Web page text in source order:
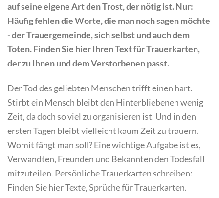
auf seine eigene Art den Trost, der nötig ist. Nur:
Häufig fehlen die Worte, die man noch sagen möchte
- der Trauergemeinde, sich selbst und auch dem
Toten. Finden Sie hier Ihren Text für Trauerkarten,
der zu Ihnen und dem Verstorbenen passt.
Der Tod des geliebten Menschen trifft einen hart.
Stirbt ein Mensch bleibt den Hinterbliebenen wenig
Zeit, da doch so viel zu organisieren ist. Und in den
ersten Tagen bleibt vielleicht kaum Zeit zu trauern.
Womit fängt man soll? Eine wichtige Aufgabe ist es,
Verwandten, Freunden und Bekannten den Todesfall
mitzuteilen. Persönliche Trauerkarten schreiben:
Finden Sie hier Texte, Sprüche für Trauerkarten.